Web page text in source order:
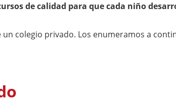
de calidad para que cada niño
colegio privado. Los enumeramos a